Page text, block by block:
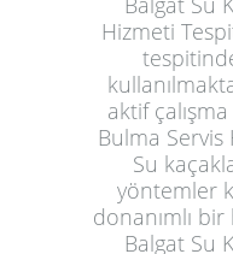
Hizmeti
aktif
Bulma Servis
Su
yöntemler
donanımlı
Balgat Su